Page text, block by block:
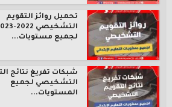
تحميل روائز التقويم
التشخيصي
لجميع مستويات...
شبكات تفريغ نتائج
التشخيصي لجميع
المستويات...